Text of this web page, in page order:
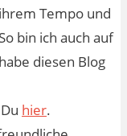
Tempo und
bin ich auch auf
diesen Blog
hier.